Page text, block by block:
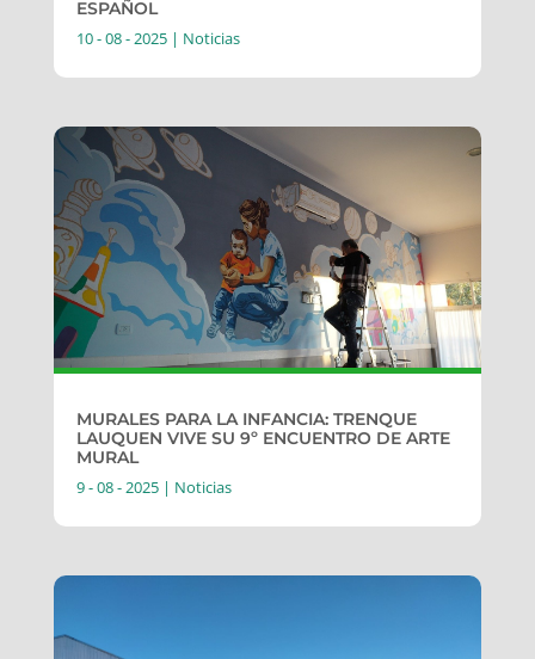
ESPAÑOL
10 - 08 - 2025| Noticias
MURALES PARA LA INFANCIA: TRENQUE
LAUQUEN VIVE SU 9º ENCUENTRO DE ARTE
MURAL
9 - 08 - 2025| Noticias